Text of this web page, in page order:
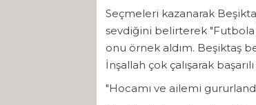
Seçmeleri kazanarak
sevdiğini belirterek "Futbola
onu örnek aldım. Beşiktaş
İnşallah çok çalışarak
"Hocamı ve ailemi